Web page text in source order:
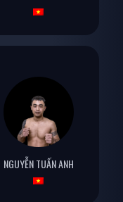
NGUYỄN TUẤN ANH